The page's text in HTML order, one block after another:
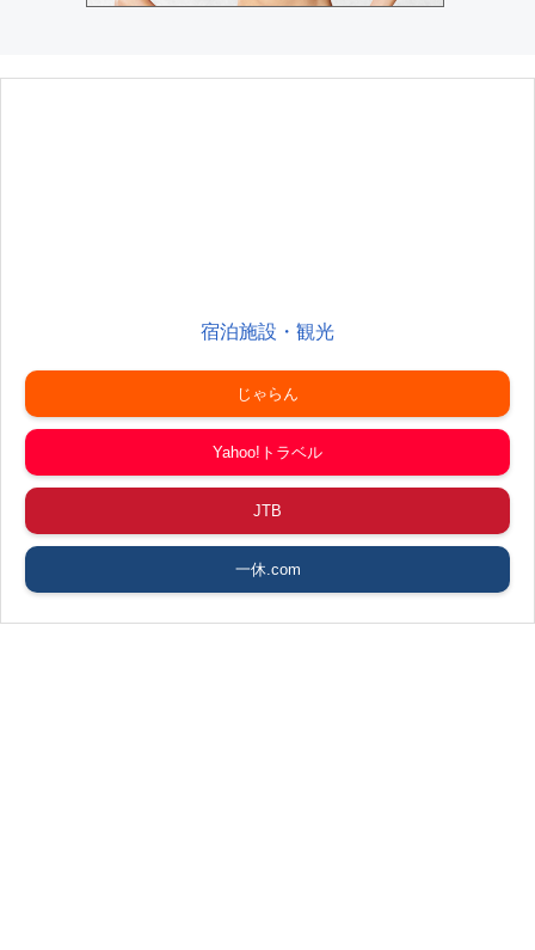
宿泊施設・観光
じゃらん
Yahoo!トラベル
JTB
一休.com